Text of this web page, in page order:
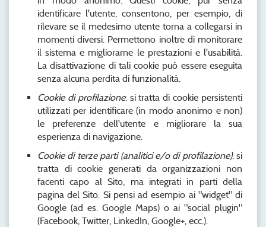
identificare l'utente, consentono, per esempio, di
rilevare se il medesimo utente torna a collegarsi in
momenti diversi. Permettono inoltre di monitorare
il sistema e migliorarne le prestazioni e l'usabilità.
La disattivazione di tali cookie può essere eseguita
senza alcuna perdita di funzionalità.
Cookie di profilazione: si tratta di cookie persistenti
utilizzati per identificare (in modo anonimo e non)
le preferenze dell'utente e migliorare la sua
esperienza di navigazione.
Cookie di terze parti (analitici e/o di profilazione): si
tratta di cookie generati da organizzazioni non
facenti capo al Sito, ma integrati in parti della
pagina del Sito. Si pensi ad esempio ai "widget" di
Google (ad es. Google Maps) o ai "social plugin"
(Facebook, Twitter, LinkedIn, Google+, ecc.).